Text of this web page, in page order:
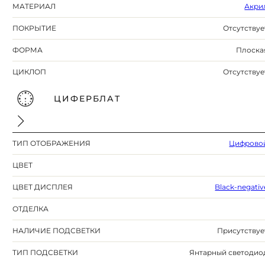
МАТЕРИАЛ
ПОКРЫТИЕ
ФОРМА
ЦИКЛОП
ЦИФЕРБЛАТ
ТИП ОТОБРАЖЕНИЯ
ЦВЕТ
ЦВЕТ ДИСПЛЕЯ Black-
ОТДЕЛКА
НАЛИЧИЕ ПОДСВЕТКИ
ТИП ПОДСВЕТКИ Янтарный